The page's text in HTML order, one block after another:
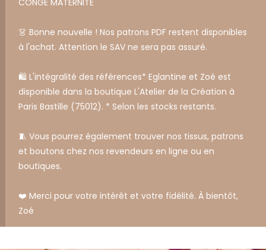
CONGÉ MATERNITÉ
👗 Bonne nouvelle ! Nos patrons PDF restent disponibles
à l'achat. Attention le SAV ne sera pas assuré.
🛍️ L'intégralité des références* Eglantine et Zoé est
disponible dans la boutique L'Atelier de la Création à
Paris Bastille (75012). * Selon les stocks restants.
🧵 Vous pourrez également trouver nos tissus, patrons
et boutons chez nos revendeurs en ligne ou en
boutiques.
❤️ Merci pour votre intérêt et votre fidélité. À bientôt,
Zoé